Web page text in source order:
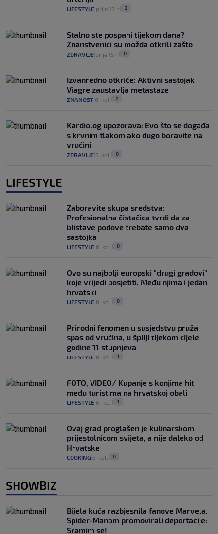
LIFESTYLE prije 13 h 2
Stalno ste pospani tijekom dana?
Znanstvenici su možda otkrili zašto
ZDRAVLJE prije 15 h 0
Izvanredno otkriće: Aktivni sastojak
Viagre zaustavlja metastaze
ZNANOST 6. kol. 2
Kardiolog upozorava: Evo što se događa
s krvnim tlakom ako dugo boravite na
vrućini
ZDRAVLJE 5. kol. 0
LIFESTYLE
Zaboravite skupa sredstva:
Profesionalna čistačica tvrdi da za
blistave podove trebate samo dva
sastojka
LIFESTYLE 6. kol. 0
Ovo su najbolji europski "drugi gradovi"
koje vrijedi posjetiti. Među njima i jedan
hrvatski
LIFESTYLE 6. kol. 0
Prirodni fenomen u susjedstvu pruža
spas od vrućina, u špilji tijekom cijele
godine 11 stupnjeva
LIFESTYLE 6. kol. 1
FOTO, VIDEO/ Kupanje s konjima hit
među turistima na hrvatskoj obali
LIFESTYLE 6. kol. 1
Ovaj grad proglašen je kulinarskom
prijestolnicom svijeta, a nije daleko od
Hrvatske
COOKING 5. kol. 0
SHOWBIZ
Bijela kuća razbjesnila fanove Marvela,
Spider-Manom promovirali deportacije:
Sramim se!